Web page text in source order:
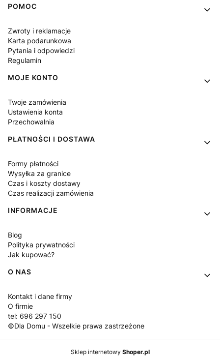
Linki w stopce
POMOC
Zwroty i reklamacje
Karta podarunkowa
Pytania i odpowiedzi
Regulamin
MOJE KONTO
Twoje zamówienia
Ustawienia konta
Przechowalnia
PŁATNOŚCI I DOSTAWA
Formy płatności
Wysyłka za granice
Czas i koszty dostawy
Czas realizacji zamówienia
INFORMACJE
Blog
Polityka prywatności
Jak kupować?
O NAS
Kontakt i dane firmy
O firmie
tel: 696 297 150
©Dla Domu - Wszelkie prawa zastrzeżone
Sklep internetowy Shoper.pl